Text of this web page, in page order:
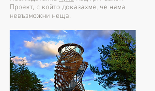
Проект, с който доказахме, че няма
невъзможни неща.